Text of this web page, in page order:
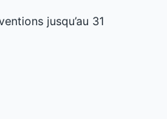
jusqu’au 31